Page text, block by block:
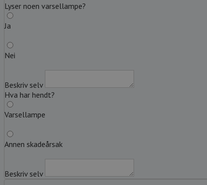
Lyser noen varsellampe?
Ja
Nei
Beskriv selv
Hva har hendt?
Varsellampe
Annen skadeårsak
Beskriv selv